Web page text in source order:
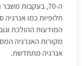
ה-70, בעקבות
חלופיות כמו אנרגיה
המודעות ההולכת
מקורות האנרגיה
אנרגיה מתחדשת.